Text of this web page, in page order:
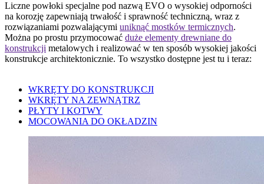
Liczne powłoki specjalne pod nazwą EVO o wysokiej odporności
na korozję zapewniają trwałość i sprawność techniczną, wraz z
rozwiązaniami pozwalającymi uniknąć mostków termicznych.
Można po prostu przymocować duże elementy drewniane do
konstrukcji metalowych i realizować w ten sposób wysokiej jakości
konstrukcje architektonicznie. To wszystko dostępne jest tu i teraz:
WKRĘTY DO KONSTRUKCJI
WKRĘTY NA ZEWNĄTRZ
PŁYTY I KOTWY
MOCOWANIA DO OKŁADZIN